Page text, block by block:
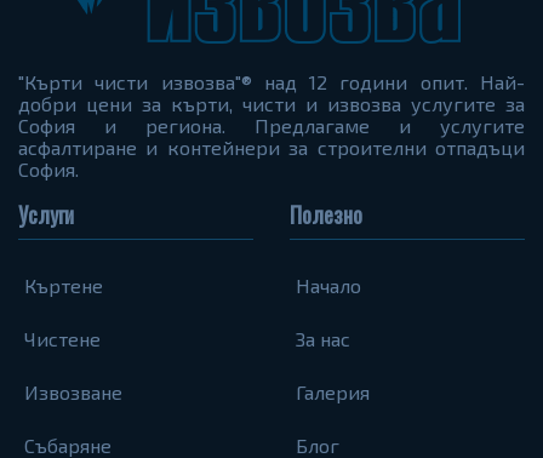
"Кърти чисти извозва"® над 12 години опит. Най-
добри цени за кърти, чисти и извозва услугите за
София и региона. Предлагаме и услугите
асфалтиране и контейнери за строителни отпадъци
София.
Услуги
Къртене
Чистене
Извозване
Събаряне
Полезно
Начало
За нас
Галерия
Блог